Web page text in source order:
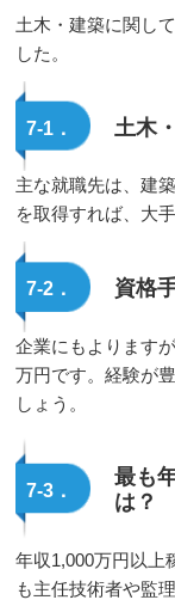
土木・建築に関し
した。
7-1． 土木
主な就職先は、建
を取得すれば、大
7-2． 資格
企業にもよります
万円です。経験が
しょう。
7-3．
最も
は？
年収1,000万円以上
も主任技術者や監